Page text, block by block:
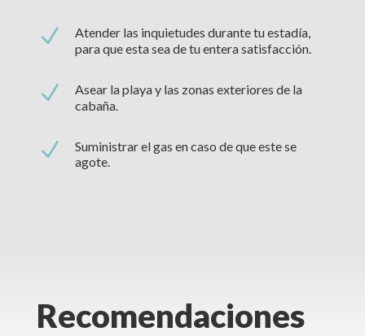
N
Atender las inquietudes durante tu estadía,
para que esta sea de tu entera satisfacción.
N
Asear la playa y las zonas exteriores de la
cabaña.
N
Suministrar el gas en caso de que este se
agote.
Recomendaciones